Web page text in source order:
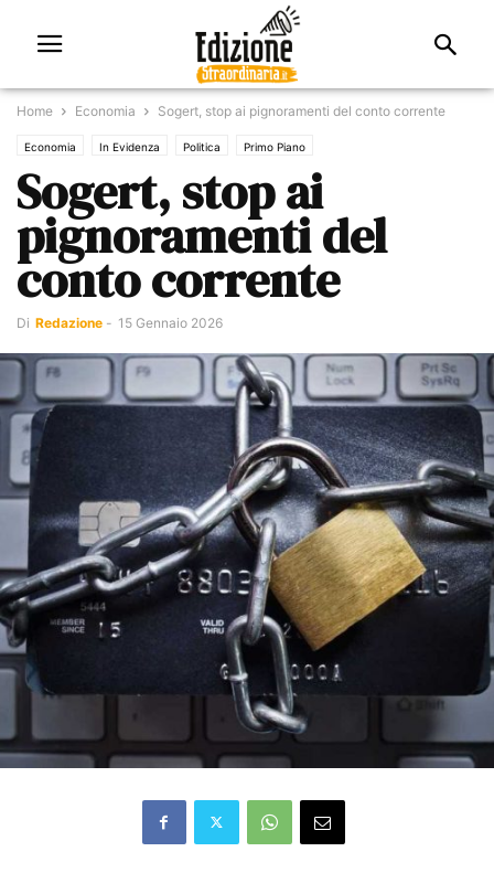
Home Economia Sogert, stop ai pignoramenti del conto corrente
Economia In Evidenza Politica Primo Piano
Sogert, stop ai
pignoramenti del
conto corrente
Di Redazione - 15 Gennaio 2026